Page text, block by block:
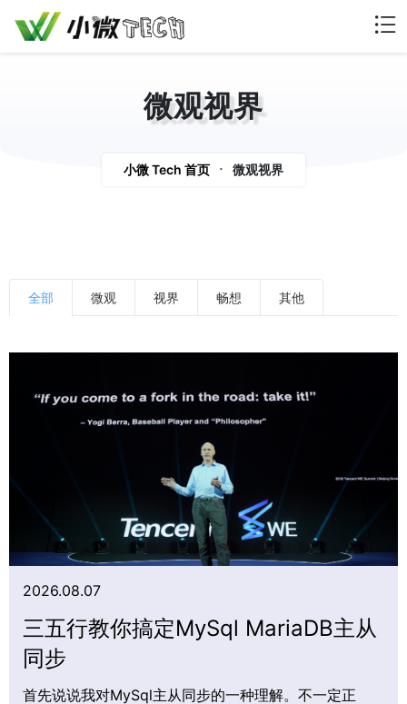
微观视界
小微 Tech 首页 微观视界
全部 微观 视界 畅想 其他
2026.08.07
三五行教你搞定MySql MariaDB主从
同步
首先说说我对MySql主从同步的一种理解。不一定正